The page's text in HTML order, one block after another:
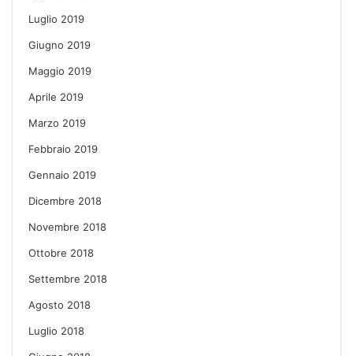
Luglio 2019
Giugno 2019
Maggio 2019
Aprile 2019
Marzo 2019
Febbraio 2019
Gennaio 2019
Dicembre 2018
Novembre 2018
Ottobre 2018
Settembre 2018
Agosto 2018
Luglio 2018